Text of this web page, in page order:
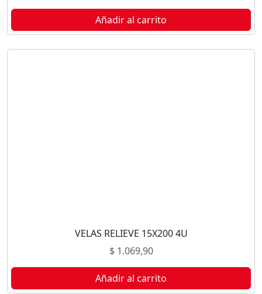
Añadir al carrito
VELAS RELIEVE 15X200 4U
$1.069,90
Añadir al carrito